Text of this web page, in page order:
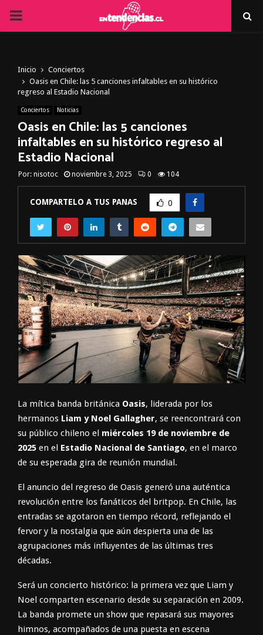
PRIMARY
Inicio
Conciertos
Oasis en Chile: las 5 canciones infaltables en su histórico
regreso al Estadio Nacional
Conciertos Noticias
Oasis en Chile: las 5 canciones
infaltables en su histórico regreso al
Estadio Nacional
Por: nisotoc noviembre 3, 2025 0 104
COMPARTELO A TUS PANAS 0
La mítica banda británica Oasis, liderada por los
hermanos Liam y Noel Gallagher, se reencontrará con
su público chileno el miércoles 19 de noviembre de
2025 en el Estadio Nacional de Santiago, en el marco
de su esperada gira de reunión mundial.
El anuncio del regreso de Oasis generó una auténtica
revolución entre los fanáticos del britpop. En Chile, las
entradas se agotaron en tiempo récord, reflejando el
fervor y la nostalgia que aún despierta una de las
agrupaciones más influyentes de las últimas tres
décadas.
Será un concierto histórico: la primera vez que Liam y
Noel comparten escenario desde su separación en 2009.
La banda promete un show que repasará sus mayores
himnos, acompañados de una puesta en escena